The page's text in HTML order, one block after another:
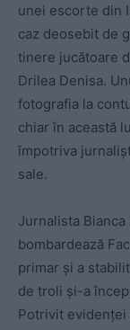
unei escorte din
caz deosebit de
tinere jucătoare
Drilea Denisa.
fotografia la
chiar în această
împotriva
sale.
Jurnalista
bombardează
primar și a
de troli și-a
Potrivit evidenței